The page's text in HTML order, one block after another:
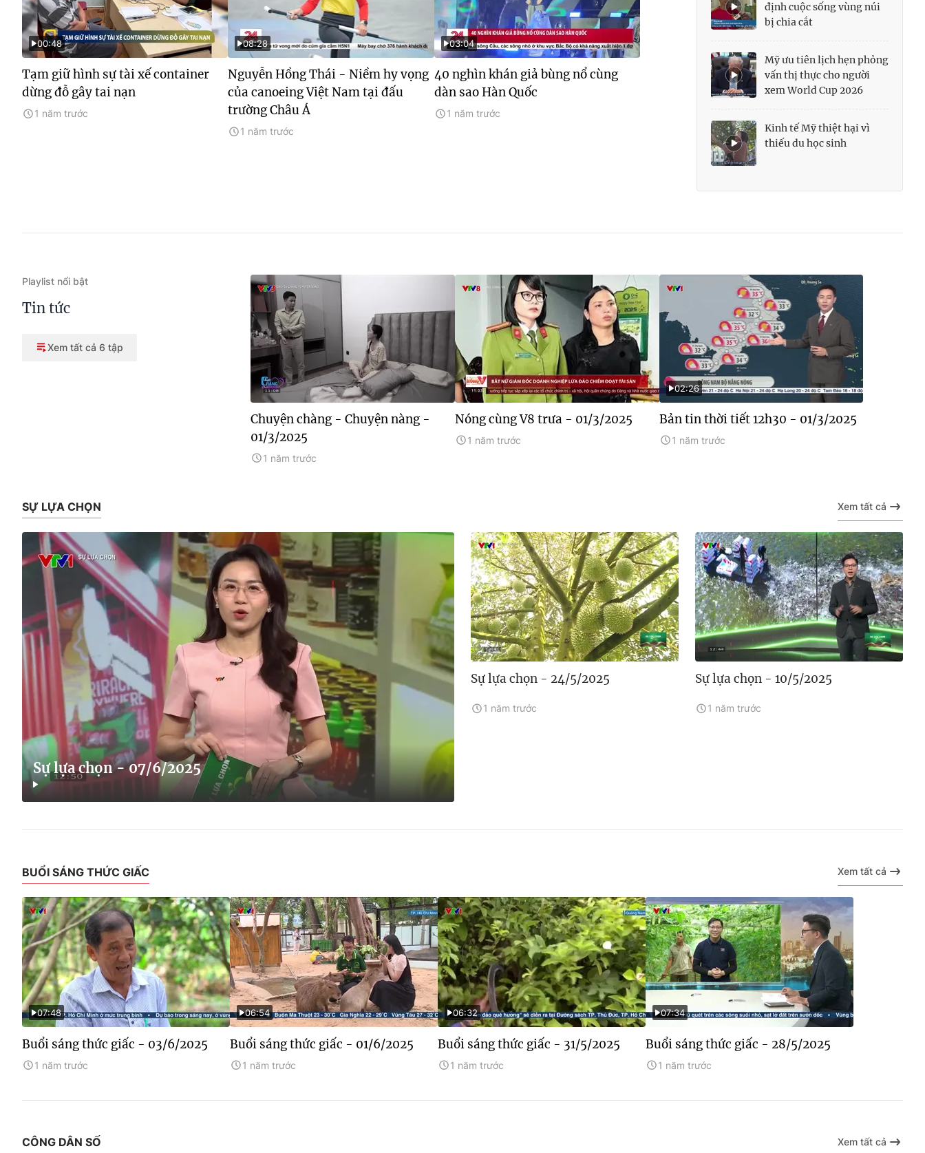
00:48
Tạm giữ hình sự tài xế container
dừng đỗ gây tai nạn
1 năm trước
08:28
Nguyễn Hồng Thái - Niềm hy vọng
của canoeing Việt Nam tại đấu
trường Châu Á
1 năm trước
03:04
40 nghìn khán giả bùng nổ cùng
dàn sao Hàn Quốc
1 năm trước
định cuộc sống vùng núi
bị chia cắt
Mỹ ưu tiên lịch hẹn phỏng
vấn thị thực cho người
xem World Cup 2026
Kinh tế Mỹ thiệt hại vì
thiếu du học sinh
Playlist nổi bật
Tin tức
Xem tất cả 6 tập
Chuyện chàng - Chuyện nàng -
01/3/2025
1 năm trước
Nóng cùng V8 trưa - 01/3/2025
1 năm trước
02:26
Bản tin thời tiết 12h30 - 01/3/2025
1 năm trước
SỰ LỰA CHỌN Xem tất cả
Sự lựa chọn - 07/6/2025
Sự lựa chọn - 24/5/2025
1 năm trước
Sự lựa chọn - 10/5/2025
1 năm trước
BUỔI SÁNG THỨC GIẤC Xem tất cả
07:48
Buổi sáng thức giấc - 03/6/2025
1 năm trước
06:54
Buổi sáng thức giấc - 01/6/2025
1 năm trước
06:32
Buổi sáng thức giấc - 31/5/2025
1 năm trước
07:34
Buổi sáng thức giấc - 28/5/2025
1 năm trước
CÔNG DÂN SỐ Xem tất cả